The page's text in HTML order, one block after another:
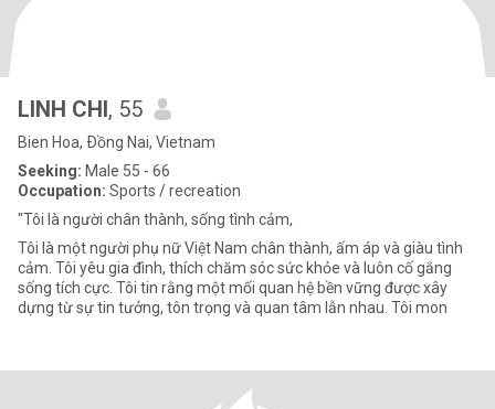
LINH CHI, 55
Bien Hoa, Ðồng Nai, Vietnam
Seeking: Male 55 - 66
Occupation: Sports / recreation
"Tôi là người chân thành, sống tình cảm,
Tôi là một người phụ nữ Việt Nam chân thành, ấm áp và giàu tình
cảm. Tôi yêu gia đình, thích chăm sóc sức khỏe và luôn cố gắng
sống tích cực. Tôi tin rằng một mối quan hệ bền vững được xây
dựng từ sự tin tưởng, tôn trọng và quan tâm lẫn nhau. Tôi mon